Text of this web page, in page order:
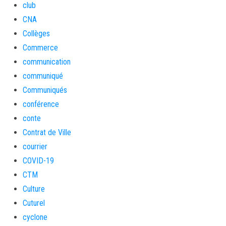
club
CNA
Collèges
Commerce
communication
communiqué
Communiqués
conférence
conte
Contrat de Ville
courrier
COVID-19
CTM
Culture
Cuturel
cyclone